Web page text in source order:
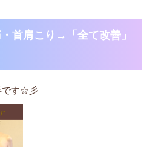
首肩こり→「全て改善」
です☆彡